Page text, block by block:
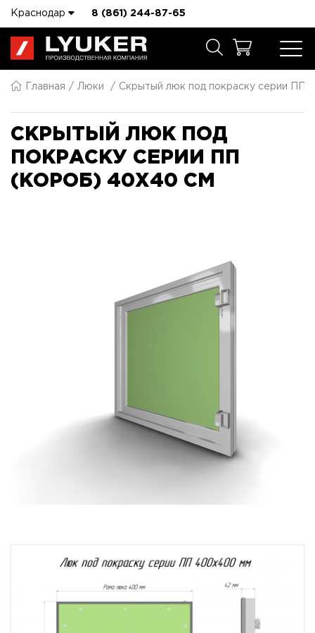
Краснодар 8 (861) 244-87-65
Главная Люки Скрытый люк под покраску серии ПП
СКРЫТЫЙ ЛЮК ПОД
ПОКРАСКУ СЕРИИ ПП
(КОРОБ) 40X40 СМ